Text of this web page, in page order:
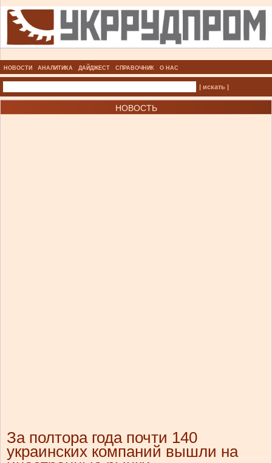
НОВОСТИ АНАЛИТИКА ДАЙДЖЕСТ СПРАВОЧНИК О НАС
| искать |
НОВОСТЬ
За полтора года почти 140
украинских компаний вышли на